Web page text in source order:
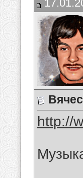
http://